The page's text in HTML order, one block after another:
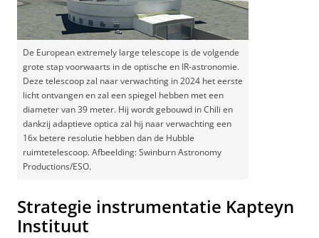
De European extremely large telescope is de volgende
grote stap voorwaarts in de optische en IR-astronomie.
Deze telescoop zal naar verwachting in 2024 het eerste
licht ontvangen en zal een spiegel hebben met een
diameter van 39 meter. Hij wordt gebouwd in Chili en
dankzij adaptieve optica zal hij naar verwachting een
16x betere resolutie hebben dan de Hubble
ruimtetelescoop. Afbeelding: Swinburn Astronomy
Productions/ESO.
Strategie instrumentatie Kapteyn
Instituut